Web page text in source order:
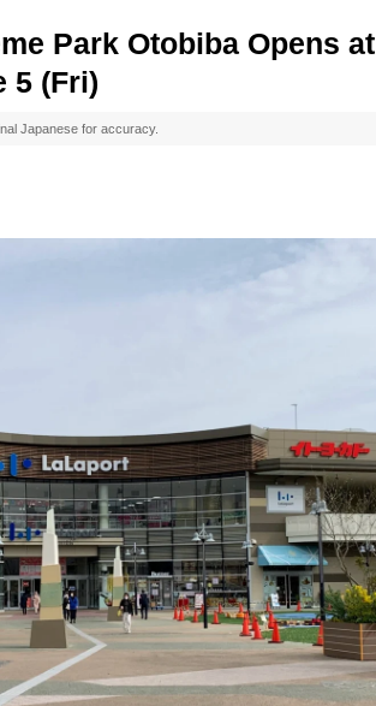
Park Otobiba Opens at
5 (Fri)
Japanese for accuracy.